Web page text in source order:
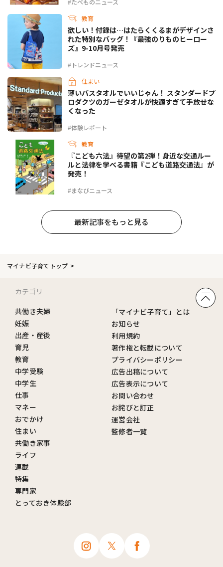
#たべものニュース
教育
#トレンドニュース
欲しい！付録は…はたらくくるまがデザインさ
れた特別なバッグ！『最強のりものヒーロー
ズ』9-10月号発売
住まい
#体験レポート
薄いバスタオルでいいじゃん！ スタンダードプ
ロダクツのガーゼタオルが快適すぎて手放せな
くなった
教育
#まなびニュース
『こども六法』待望の第2弾！身近な交通ルー
ルと法律を学べる書籍『こども道路交通法』が
発売！
最新記事をもっと見る
マイナビ子育てトップ
カテゴリ
共働き夫婦
妊娠
出産・産後
育児
教育
中学受験
中学生
仕事
マネー
おでかけ
住まい
共働き家事
ライフ
連載
特集
専門家
とっておき体験部
「マイナビ子育て」とは
お知らせ
利用規約
著作権と転載について
プライバシーポリシー
広告出稿について
広告表示について
お問い合わせ
お詫びと訂正
運営会社
監修者一覧